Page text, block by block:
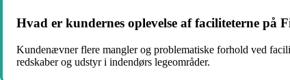
Hvad er kundernes oplevelse af faciliteterne på
Kundenævner flere mangler og problematiske forhold ved
redskaber og udstyr i indendørs legeområder.